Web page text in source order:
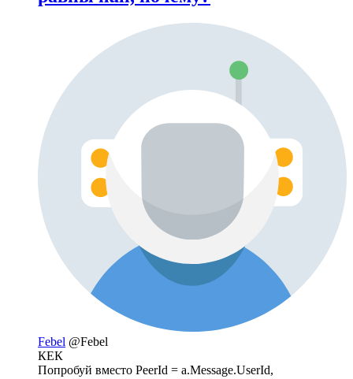
Febel @Febel
КЕК
Попробуй вместо PeerId = a.Message.UserId,